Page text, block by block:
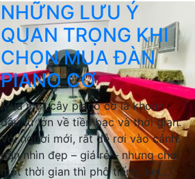
NHỮNG LƯU Ý
QUAN TRỌNG KHI
CHỌN MUA ĐÀN
PIANO CƠ
Mua một cây piano cơ là khoản
đầu tư lớn về tiền bạc và thời gian.
Với người mới, rất dễ rơi vào cảnh:
đàn nhìn đẹp – giá rẻ – nhưng chơi
một thời gian thì phô tiếng, kẹt...